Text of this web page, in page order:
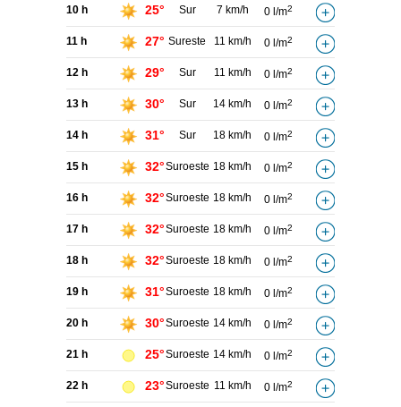
10 h 25° Sur 7 km/h 0 l/m2
11 h 27° Sureste 11 km/h 0 l/m2
12 h 29° Sur 11 km/h 0 l/m2
13 h 30° Sur 14 km/h 0 l/m2
14 h 31° Sur 18 km/h 0 l/m2
15 h 32°Suroeste 18 km/h 0 l/m2
16 h 32°Suroeste 18 km/h 0 l/m2
17 h 32°Suroeste 18 km/h 0 l/m2
18 h 32°Suroeste 18 km/h 0 l/m2
19 h 31°Suroeste 18 km/h 0 l/m2
20 h 30°Suroeste 14 km/h 0 l/m2
21 h 25°Suroeste 14 km/h 0 l/m2
22 h 23°Suroeste 11 km/h 0 l/m2